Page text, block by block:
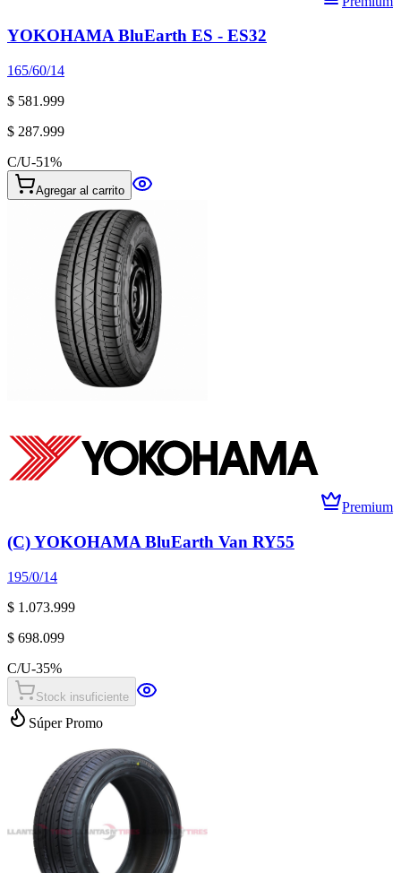
YOKOHAMA BluEarth ES - ES32
165/60/14
$ 581.999
$ 287.999
C/U-51%
Agregar al carrito
Premium
(C) YOKOHAMA BluEarth Van RY55
195/0/14
$ 1.073.999
$ 698.099
C/U-35%
Stock insuficiente
Súper Promo